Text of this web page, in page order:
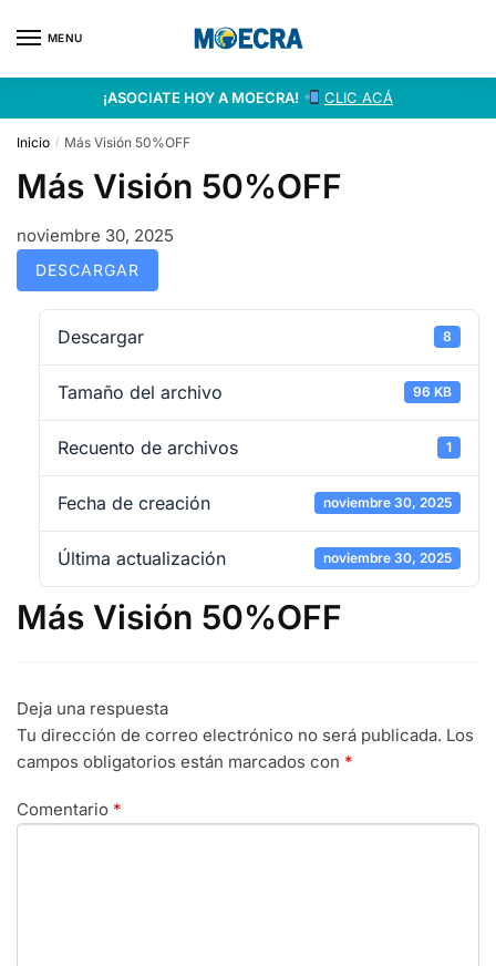
MENU
¡ASOCIATE HOY A MOECRA! CLIC ACÁ
Inicio / Más Visión 50%OFF
Más Visión 50%OFF
noviembre 30, 2025
DESCARGAR
Descargar 8
Tamaño del archivo 96 KB
Recuento de archivos 1
Fecha de creación noviembre 30, 2025
Última actualización noviembre 30, 2025
Más Visión 50%OFF
Deja una respuesta
Tu dirección de correo electrónico no será publicada. Los
campos obligatorios están marcados con *
Comentario *